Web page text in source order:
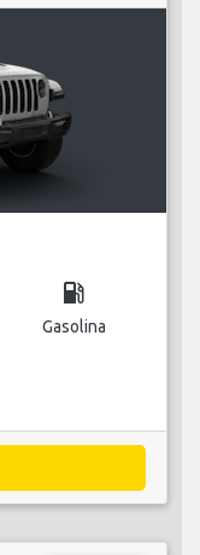
local_gas_station
Gasolina